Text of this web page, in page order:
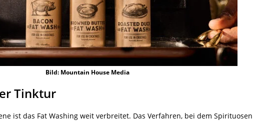
Bild: Mountain House Media
Tinktur
ist das Fat Washing weit verbreitet. Das Verfahren, bei dem Spirituosen